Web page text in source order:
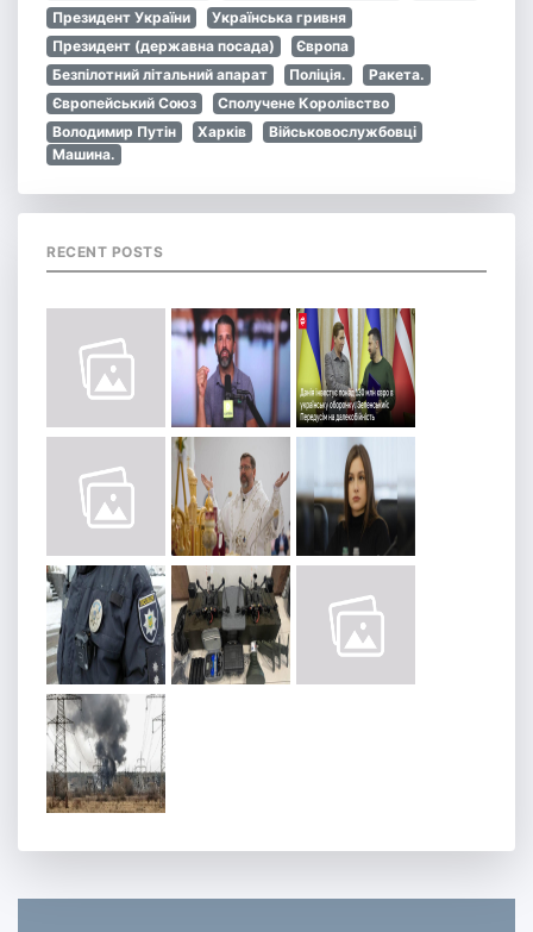
Президент України
Українська гривня
Президент (державна посада)
Європа
Безпілотний літальний апарат
Поліція.
Ракета.
Європейський Союз
Сполучене Королівство
Володимир Путін
Харків
Військовослужбовці
Машина.
RECENT POSTS